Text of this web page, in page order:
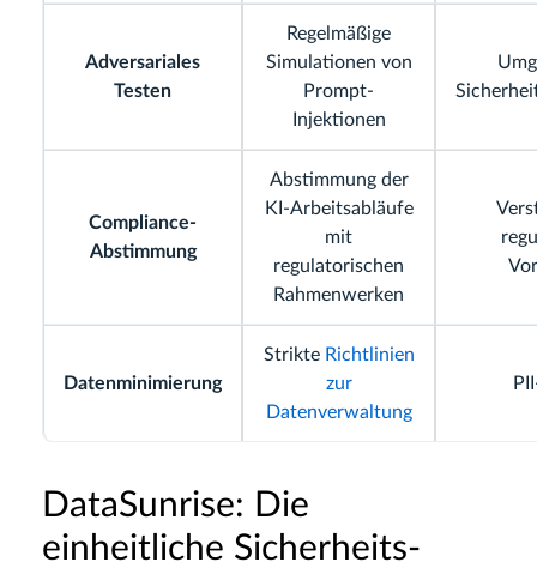
Adversariales
Testen
Regelmäßige
Simulationen von
Prompt-
Injektionen
Compliance-
Abstimmung
Abstimmung der
KI-Arbeitsabläufe
mit
regulatorischen
Rahmenwerken
Datenminimierung
Strikte Richtlinien
zur
Datenverwaltung
DataSunrise: Die
einheitliche Sicherheits-